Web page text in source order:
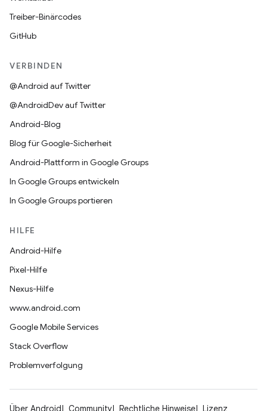
Treiber-Binärcodes
GitHub
VERBINDEN
@Android auf Twitter
@AndroidDev auf Twitter
Android-Blog
Blog für Google-Sicherheit
Android-Plattform in Google Groups
In Google Groups entwickeln
In Google Groups portieren
HILFE
Android-Hilfe
Pixel-Hilfe
Nexus-Hilfe
www.android.com
Google Mobile Services
Stack Overflow
Problemverfolgung
Über Android Community Rechtliche Hinweise Lizenz